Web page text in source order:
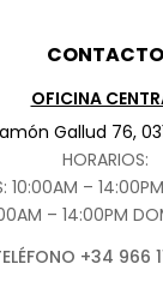
CONTACTO
OFICINA
Gallud 76,
HORARIOS:
10:00AM –
– 14:00PM
+34 966